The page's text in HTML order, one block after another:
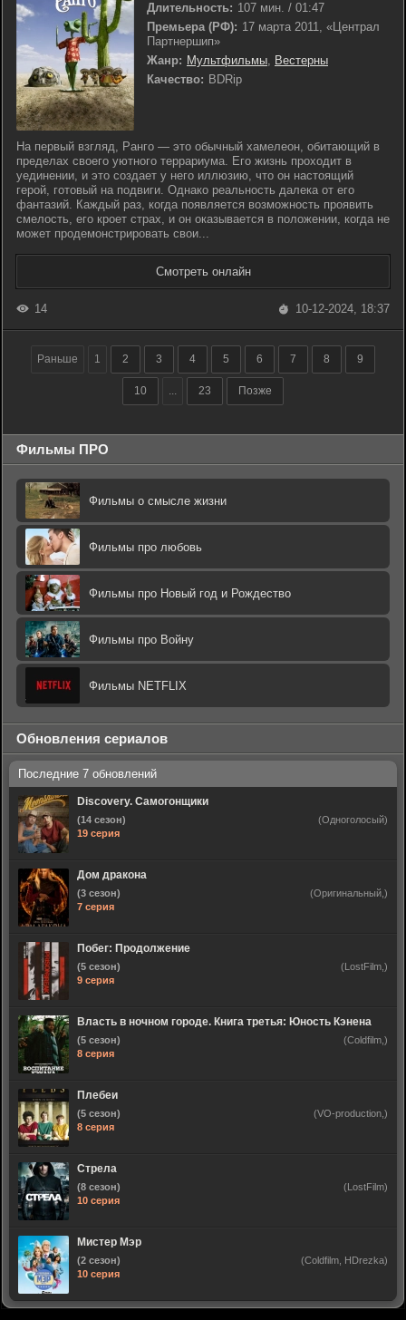
Длительность: 107 мин. / 01:47
Премьера (РФ): 17 марта 2011, «Централ
Партнершип»
Жанр: Мультфильмы, Вестерны
Качество: BDRip
На первый взгляд, Ранго — это обычный хамелеон, обитающий в
пределах своего уютного террариума. Его жизнь проходит в
уединении, и это создает у него иллюзию, что он настоящий
герой, готовый на подвиги. Однако реальность далека от его
фантазий. Каждый раз, когда появляется возможность проявить
смелость, его кроет страх, и он оказывается в положении, когда не
может продемонстрировать свои...
Смотреть онлайн
14 10-12-2024, 18:37
Раньше 1 2 3 4 5 6 7 8 9
10 ... 23 Позже
Фильмы ПРО
Фильмы о смысле жизни
Фильмы про любовь
Фильмы про Новый год и Рождество
Фильмы про Войну
Фильмы NETFLIX
Обновления сериалов
Discovery. Самогонщики
(14 сезон)
19 серия
(Одноголосый)
Дом дракона
(3 сезон)
7 серия
(Оригинальный,)
Побег: Продолжение
(5 сезон)
9 серия
(LostFilm,)
Власть в ночном городе. Книга третья: Юность Кэнена
(5 сезон)
8 серия
(Coldfilm,)
Плебеи
(5 сезон)
8 серия
(VO-production,)
Стрела
(8 сезон)
10 серия
(LostFilm)
Мистер Мэр
(2 сезон)
10 серия
(Coldfilm, HDrezka)